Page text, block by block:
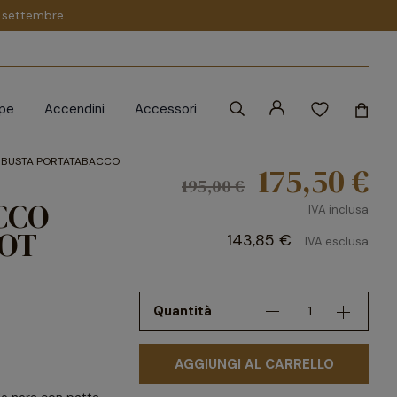
settembre
Accendini Accessori
BUSTA PORTATABACCO
195,00 € 175,50 €
IVA inclusa
143,85 € IVA esclusa
Quantità
AGGIUNGI AL CARRELLO